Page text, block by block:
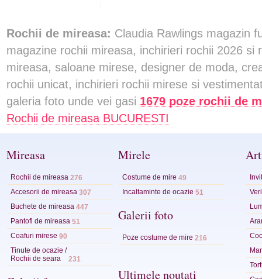
Rochii de mireasa: Claudia Rawlings magazin
magazine rochii mireasa, inchirieri rochii 2026 si
mireasa, saloane mirese, designer de moda,
rochii unicat, inchirieri rochii mirese si
galeria foto unde vei gasi 1679 poze rochii de
Rochii de mireasa BUCURESTI
Mireasa
Rochii de mireasa 276
Accesorii de mireasa 307
Buchete de mireasa 447
Pantofi de mireasa 51
Coafuri mirese 90
Tinute de ocazie /
Rochii de seara
231
Mirele
Costume de mire 49
Incaltaminte de ocazie 51
Galerii foto
Poze costume de mire 216
Ultimele noutati